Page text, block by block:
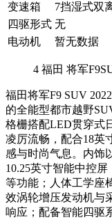
变速箱
7挡湿式双
四驱形式 无
电动机
暂无数据
4 福田 将军
福田将军F9 SUV
的全能型都市越野
格栅搭配LED贯穿式
凌厉流畅，配合18英
感与时尚气息。内饰
10.25英寸智能中控
等功能；人体工学座
效涡轮增压发动机与
响应；配备智能四驱